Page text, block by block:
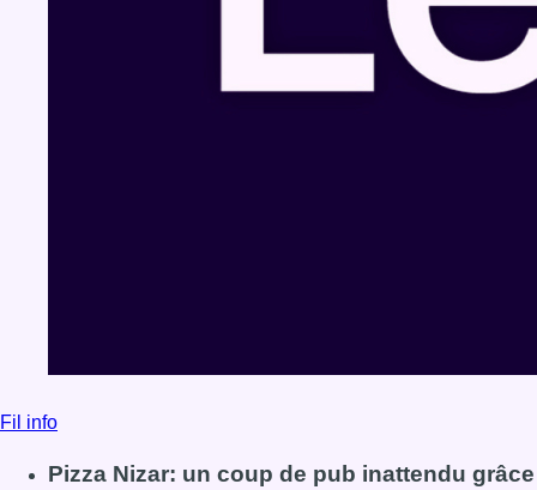
Fil info
Pizza Nizar: un coup de pub inattendu grâce